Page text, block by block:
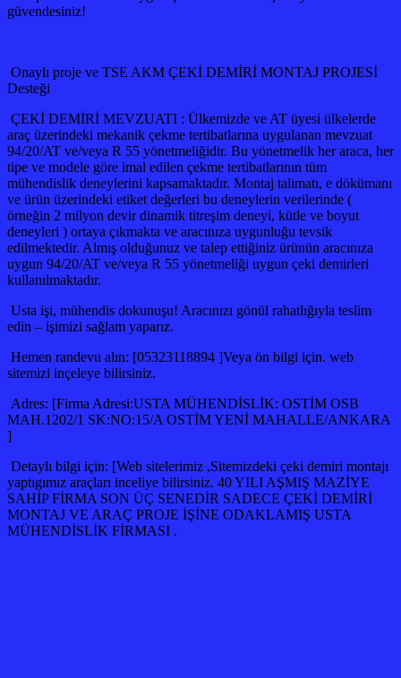
güvendesiniz!
Onaylı proje ve TSE AKM ÇEKİ DEMİRİ MONTAJ PROJESİ
Desteği
ÇEKİ DEMİRİ MEVZUATI : Ülkemizde ve AT üyesi ülkelerde
araç üzerindeki mekanik çekme tertibatlarına uygulanan mevzuat
94/20/AT ve/veya R 55 yönetmeliğidir. Bu yönetmelik her araca, her
tipe ve modele göre imal edilen çekme tertibatlarının tüm
mühendislik deneylerini kapsamaktadır. Montaj talimatı, e dökümanı
ve ürün üzerindeki etiket değerleri bu deneylerin verilerinde (
örneğin 2 milyon devir dinamik titreşim deneyi, kütle ve boyut
deneyleri ) ortaya çıkmakta ve aracınıza uygunluğu tevsik
edilmektedir. Almış olduğunuz ve talep ettiğiniz ürünün aracınıza
uygun 94/20/AT ve/veya R 55 yönetmeliği uygun çeki demirleri
kullanılmaktadır.
Usta işi, mühendis dokunuşu! Aracınızı gönül rahatlığıyla teslim
edin – işimizi sağlam yaparız.
Hemen randevu alın: [05323118894 ]Veya ön bilgi için. web
sitemizi inçeleye bilirsiniz.
Adres: [Firma Adresi:USTA MÜHENDİSLİK: OSTİM OSB
MAH.1202/1 SK:NO:15/A OSTİM YENİ MAHALLE/ANKARA
]
Detaylı bilgi için: [Web sitelerimiz ,Sitemizdeki çeki demiri montajı
yaptıgımız araçları inceliye bilirsiniz. 40 YILI AŞMIŞ MAZİYE
SAHİP FİRMA SON ÜÇ SENEDİR SADECE ÇEKİ DEMİRİ
MONTAJ VE ARAÇ PROJE İŞİNE ODAKLAMIŞ USTA
MÜHENDİSLİK FİRMASI .